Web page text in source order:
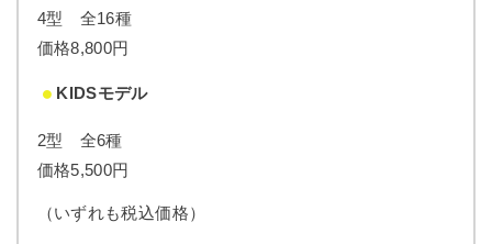
4型 全16種
価格8,800円
KIDSモデル
2型 全6種
価格5,500円
（いずれも税込価格）